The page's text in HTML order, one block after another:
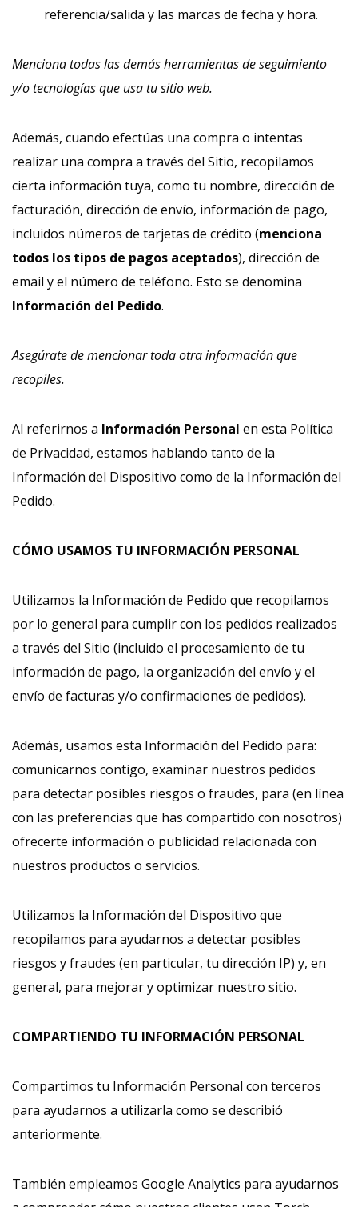
referencia/salida y las marcas de fecha y hora.
Menciona todas las demás herramientas de seguimiento
y/o tecnologías que usa tu sitio web.
Además, cuando efectúas una compra o intentas
realizar una compra a través del Sitio, recopilamos
cierta información tuya, como tu nombre, dirección de
facturación, dirección de envío, información de pago,
incluidos números de tarjetas de crédito (menciona
todos los tipos de pagos aceptados), dirección de
email y el número de teléfono. Esto se denomina
Información del Pedido.
Asegúrate de mencionar toda otra información que
recopiles.
Al referirnos a Información Personal en esta Política
de Privacidad, estamos hablando tanto de la
Información del Dispositivo como de la Información del
Pedido.
CÓMO USAMOS TU INFORMACIÓN PERSONAL
Utilizamos la Información de Pedido que recopilamos
por lo general para cumplir con los pedidos realizados
a través del Sitio (incluido el procesamiento de tu
información de pago, la organización del envío y el
envío de facturas y/o confirmaciones de pedidos).
Además, usamos esta Información del Pedido para:
comunicarnos contigo, examinar nuestros pedidos
para detectar posibles riesgos o fraudes, para (en línea
con las preferencias que has compartido con nosotros)
ofrecerte información o publicidad relacionada con
nuestros productos o servicios.
Utilizamos la Información del Dispositivo que
recopilamos para ayudarnos a detectar posibles
riesgos y fraudes (en particular, tu dirección IP) y, en
general, para mejorar y optimizar nuestro sitio.
COMPARTIENDO TU INFORMACIÓN PERSONAL
Compartimos tu Información Personal con terceros
para ayudarnos a utilizarla como se describió
anteriormente.
También empleamos Google Analytics para ayudarnos